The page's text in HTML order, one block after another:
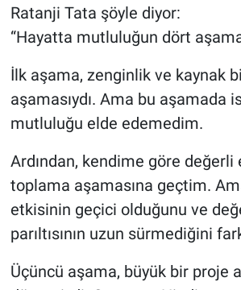
Ratanji Tata şöyle diyor:
“Hayatta mutluluğun dört
İlk aşama, zenginlik ve kaynak
aşamasıydı. Ama bu aşamada
mutluluğu elde edemedim.
Ardından, kendime göre değerli
toplama aşamasına geçtim.
etkisinin geçici olduğunu ve
parıltısının uzun sürmediğini
Üçüncü aşama, büyük bir proje